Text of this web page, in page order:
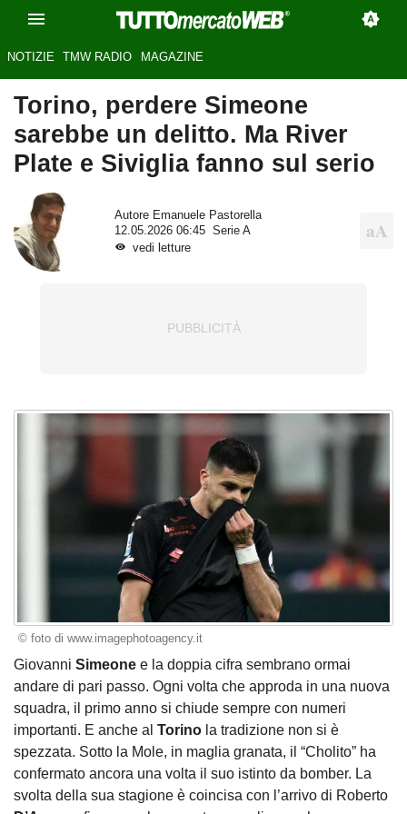
NOTIZIE TMW RADIO MAGAZINE
Torino, perdere Simeone
sarebbe un delitto. Ma River
Plate e Siviglia fanno sul serio
Autore Emanuele Pastorella
12.05.2026 06:45
Serie A
vedi letture
© foto di www.imagephotoagency.it
Giovanni Simeone e la doppia cifra sembrano ormai
andare di pari passo. Ogni volta che approda in una nuova
squadra, il primo anno si chiude sempre con numeri
importanti. E anche al Torino la tradizione non si è
spezzata. Sotto la Mole, in maglia granata, il “Cholito” ha
confermato ancora una volta il suo istinto da bomber. La
svolta della sua stagione è coincisa con l’arrivo di Roberto